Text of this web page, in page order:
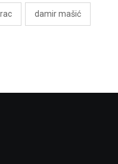
damir mašić